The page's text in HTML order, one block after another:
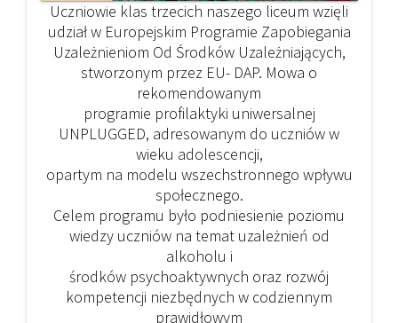
Uczniowie klas trzecich naszego liceum wzięli
udział w Europejskim Programie Zapobiegania
Uzależnieniom Od Środków Uzależniających,
stworzonym przez EU- DAP. Mowa o
rekomendowanym
programie profilaktyki uniwersalnej
UNPLUGGED, adresowanym do uczniów w
wieku adolescencji,
opartym na modelu wszechstronnego wpływu
społecznego.
Celem programu było podniesienie poziomu
wiedzy uczniów na temat uzależnień od
alkoholu i
środków psychoaktywnych oraz rozwój
kompetencji niezbędnych w codziennym
prawidłowym